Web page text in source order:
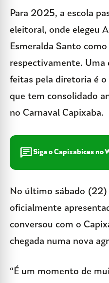
Para 2025, a escola
eleitoral, onde elegeu
Esmeralda Santo
respectivamente. Uma
feitas pela diretoria é o
que tem consolidado
no Carnaval Capixaba.
chatSiga o Capixabices no
No último sábado
oficialmente
conversou com o
chegada numa nova
“É um momento de